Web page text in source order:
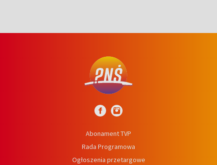
Abonament TVP
Rada Programowa
Ogłoszenia przetargowe